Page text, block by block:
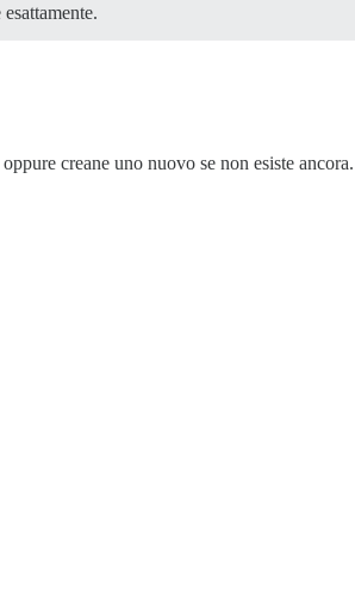
oppure creane uno nuovo se non esiste ancora.